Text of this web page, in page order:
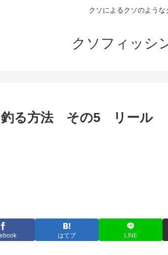
クソによるクソのような
クソフィッシ
釣る方法 その5 リール
はてブ LINE